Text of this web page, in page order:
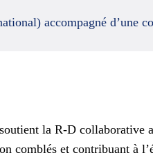
accompagné d’une
la R-D collaborative
comblés et contribuant à